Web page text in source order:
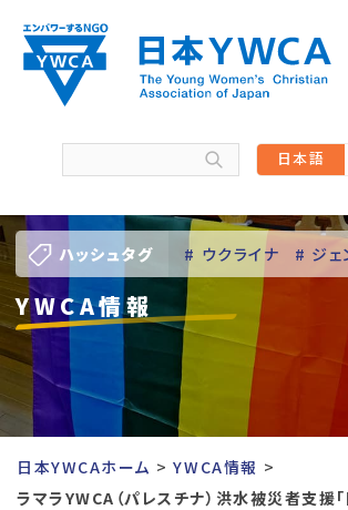
content
日本語
ハッシュタグ # ウクライナ # ジェ
# バーチャル訪問
# 人権 # 国際協力
# 地域YWCA
# 東日本大震災被災
# 若い女性のリーダ
YWCA情報
日本YWCAホーム
YWCA情報
ラマラYWCA（パレスチナ）洪水被災者支援